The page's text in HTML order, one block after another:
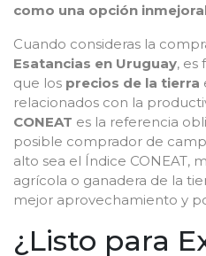
como una opción
Cuando consideras la
Esatancias en Uruguay, es
que los precios de la tierra
relacionados con la
CONEAT es la referencia
posible comprador de
alto sea el Índice CONEAT,
agrícola o ganadera de la
mejor aprovechamiento y
¿Listo para